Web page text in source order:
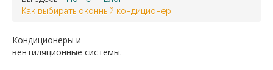
Как выбирать оконный кондиционер
Кондиционеры и
вентиляционные системы.